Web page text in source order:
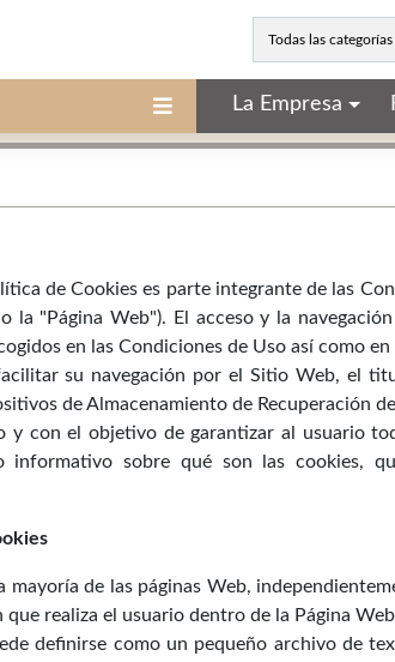
Todas las categorías
La Empresa
de Cookies es parte integrante de las
la "Página Web"). El acceso y la
en las Condiciones de Uso así como
su navegación por el Sitio Web, el
de Almacenamiento de Recuperación
y con el objetivo de garantizar al usuario
informativo sobre qué son las cookies,
mayoría de las páginas Web,
que realiza el usuario dentro de la Página
definirse como un pequeño archivo de